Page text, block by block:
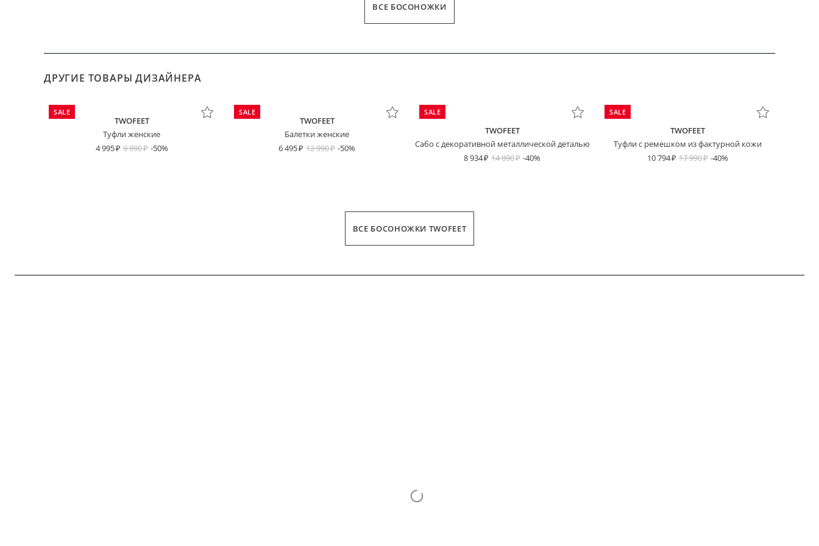
ВСЕ БОСОНОЖКИ
ДРУГИЕ ТОВАРЫ ДИЗАЙНЕРА
SALE
TWOFEET
Туфли женские
4 995
9 990 -50%
SALE
TWOFEET
Балетки женские
6 495
12 990 -50%
SALE
TWOFEET
Сабо с декоративной металлической деталью
8 934
14 890 -40%
SALE
TWOFEET
Туфли с ремешком из фактурной кожи
10 794
17 990 -40%
ВСЕ БОСОНОЖКИ TWOFEET